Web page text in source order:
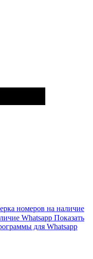
номеров на наличие
Whatsapp Показать
для Whatsapp